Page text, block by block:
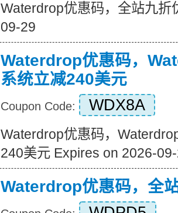
Waterdrop优惠码，全站九折
09-29
Waterdrop优惠码，
系统立减240美元
Coupon Code: WDX8A
Waterdrop优惠码，
240美元 Expires on 2026-
Waterdrop优惠码，全